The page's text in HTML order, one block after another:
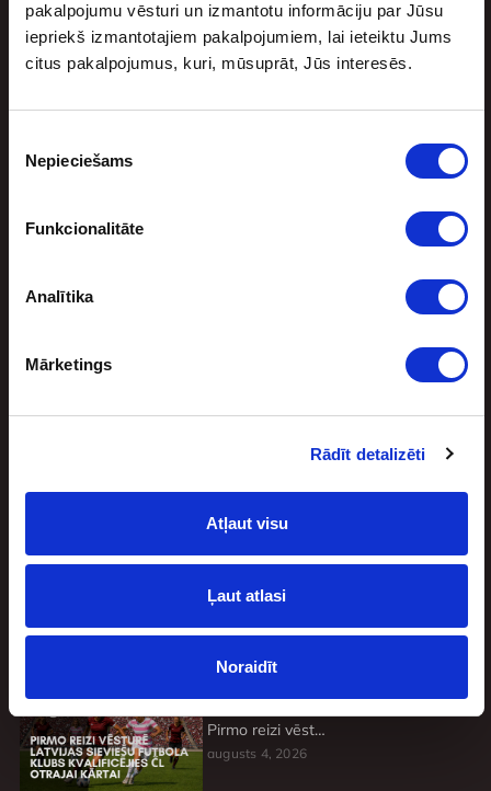
pakalpojumu vēsturi un izmantotu informāciju par Jūsu
iepriekš izmantotajiem pakalpojumiem, lai ieteiktu Jums
citus pakalpojumus, kuri, mūsuprāt, Jūs interesēs.
izvēle
Nepieciešams
Funkcionalitāte
Analītika
Mārketings
Rādīt detalizēti
Atļaut visu
Ļaut atlasi
Noraidīt
Sporta bonuss
Pirmo reizi vēsturē Latvijas sieviešu futbola klubs kvalificējies ČL otrajai kārtai
augusts 4, 2026